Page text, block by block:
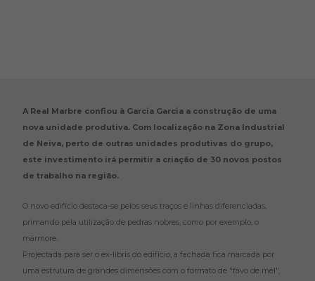
A Real Marbre confiou à Garcia Garcia a construção de uma
nova unidade produtiva. Com localização na Zona Industrial
de Neiva, perto de outras unidades produtivas do grupo,
este investimento irá permitir a criação de 30 novos postos
de trabalho na região.
O novo edifício destaca-se pelos seus traços e linhas diferenciadas,
primando pela utilização de pedras nobres, como por exemplo, o
mármore.
Projectada para ser o ex-libris do edifício, a fachada fica marcada por
uma estrutura de grandes dimensões com o formato de "favo de mel",